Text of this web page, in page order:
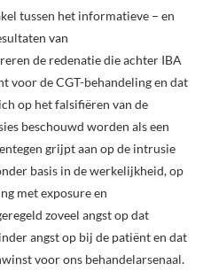
tussen het informatieve – en
van
de redenatie die achter IBA
voor de CGT-behandeling en dat
op het falsifiëren van de
beschouwd worden als een
grijpt aan op de intrusie
basis in de werkelijkheid, op
met exposure en
zoveel angst op dat
angst op bij de patiënt en dat
voor ons behandelarsenaal.